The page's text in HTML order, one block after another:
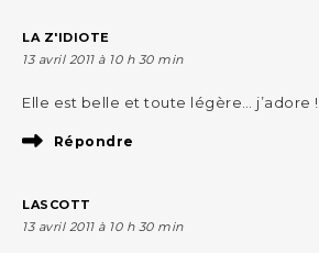
LA Z'IDIOTE
13 avril 2011 à 10 h 30 min
Elle est belle et toute légère… j’adore !
Répondre
LASCOTT
13 avril 2011 à 10 h 30 min